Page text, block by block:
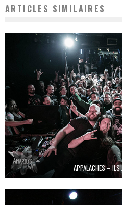
ARTICLES SIMILAIRES
APPALACHES – ILS